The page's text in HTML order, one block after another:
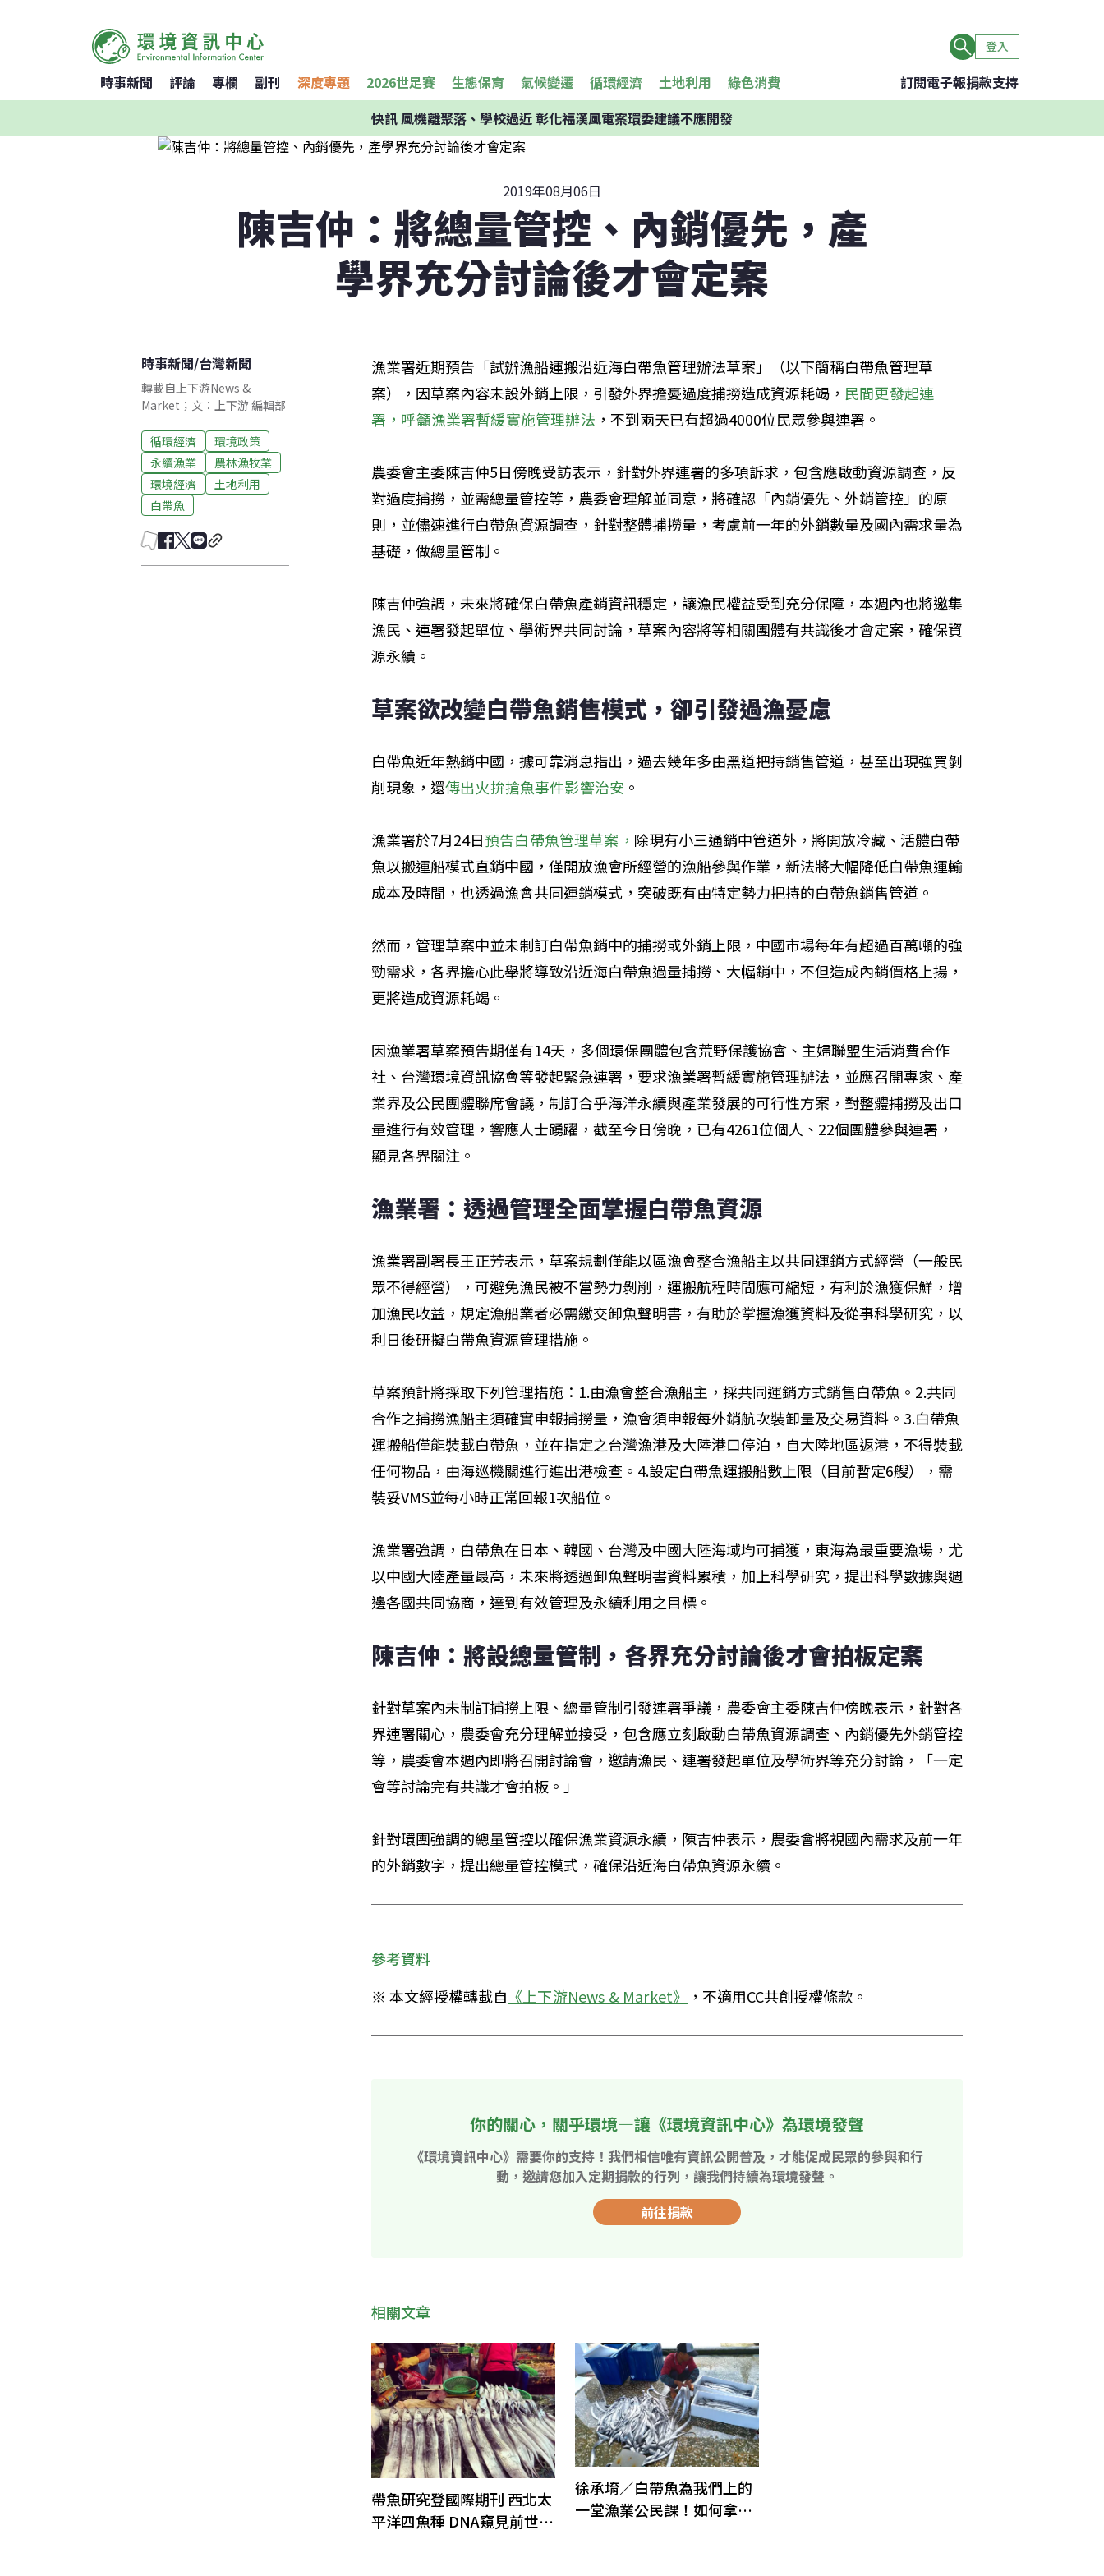
登入
時事新聞 評論 專欄 副刊 深度專題 2026世足賽 生態保育 氣候變遷 循環經濟 土地利用 綠色消費 訂閱電子報捐款支持
快訊風機離聚落、學校過近 彰化福漢風電案環委建議不應開發
2019年08月06日
陳吉仲：將總量管控、內銷優先，產
學界充分討論後才會定案
時事新聞/台灣新聞
轉載自上下游News &
Market；文：上下游 編輯部
循環經濟
環境政策
永續漁業
農林漁牧業
環境經濟
土地利用
白帶魚
漁業署近期預告「試辦漁船運搬沿近海白帶魚管理辦法草案」（以下簡稱白帶魚管理草
案），因草案內容未設外銷上限，引發外界擔憂過度捕撈造成資源耗竭， 民間更發起連
署，呼籲漁業署暫緩實施管理辦法 ，不到兩天已有超過4000位民眾參與連署。
農委會主委陳吉仲5日傍晚受訪表示，針對外界連署的多項訴求，包含應啟動資源調查，反
對過度捕撈，並需總量管控等，農委會理解並同意，將確認「內銷優先、外銷管控」的原
則，並儘速進行白帶魚資源調查，針對整體捕撈量，考慮前一年的外銷數量及國內需求量為
基礎，做總量管制。
陳吉仲強調，未來將確保白帶魚產銷資訊穩定，讓漁民權益受到充分保障，本週內也將邀集
漁民、連署發起單位、學術界共同討論，草案內容將等相關團體有共識後才會定案，確保資
源永續。
草案欲改變白帶魚銷售模式，卻引發過漁憂慮
白帶魚近年熱銷中國，據可靠消息指出，過去幾年多由黑道把持銷售管道，甚至出現強買剝
削現象，還傳出火拚搶魚事件影響治安 。
漁業署於7月24日預告白帶魚管理草案， 除現有小三通銷中管道外，將開放冷藏、活體白帶
魚以搬運船模式直銷中國，僅開放漁會所經營的漁船參與作業，新法將大幅降低白帶魚運輸
成本及時間，也透過漁會共同運銷模式，突破既有由特定勢力把持的白帶魚銷售管道。
然而，管理草案中並未制訂白帶魚銷中的捕撈或外銷上限，中國市場每年有超過百萬噸的強
勁需求，各界擔心此舉將導致沿近海白帶魚過量捕撈、大幅銷中，不但造成內銷價格上揚，
更將造成資源耗竭。
因漁業署草案預告期僅有14天，多個環保團體包含荒野保護協會、主婦聯盟生活消費合作
社、台灣環境資訊協會等發起緊急連署，要求漁業署暫緩實施管理辦法，並應召開專家、產
業界及公民團體聯席會議，制訂合乎海洋永續與產業發展的可行性方案，對整體捕撈及出口
量進行有效管理，響應人士踴躍，截至今日傍晚，已有4261位個人、22個團體參與連署，
顯見各界關注。
漁業署：透過管理全面掌握白帶魚資源
漁業署副署長王正芳表示，草案規劃僅能以區漁會整合漁船主以共同運銷方式經營（一般民
眾不得經營），可避免漁民被不當勢力剝削，運搬航程時間應可縮短，有利於漁獲保鮮，增
加漁民收益，規定漁船業者必需繳交卸魚聲明書，有助於掌握漁獲資料及從事科學研究，以
利日後研擬白帶魚資源管理措施。
草案預計將採取下列管理措施：1.由漁會整合漁船主，採共同運銷方式銷售白帶魚。2.共同
合作之捕撈漁船主須確實申報捕撈量，漁會須申報每外銷航次裝卸量及交易資料。3.白帶魚
運搬船僅能裝載白帶魚，並在指定之台灣漁港及大陸港口停泊，自大陸地區返港，不得裝載
任何物品，由海巡機關進行進出港檢查。4.設定白帶魚運搬船數上限（目前暫定6艘），需
裝妥VMS並每小時正常回報1次船位。
漁業署強調，白帶魚在日本、韓國、台灣及中國大陸海域均可捕獲，東海為最重要漁場，尤
以中國大陸產量最高，未來將透過卸魚聲明書資料累積，加上科學研究，提出科學數據與週
邊各國共同協商，達到有效管理及永續利用之目標。
陳吉仲：將設總量管制，各界充分討論後才會拍板定案
針對草案內未制訂捕撈上限、總量管制引發連署爭議，農委會主委陳吉仲傍晚表示，針對各
界連署關心，農委會充分理解並接受，包含應立刻啟動白帶魚資源調查、內銷優先外銷管控
等，農委會本週內即將召開討論會，邀請漁民、連署發起單位及學術界等充分討論，「一定
會等討論完有共識才會拍板。」
針對環團強調的總量管控以確保漁業資源永續，陳吉仲表示，農委會將視國內需求及前一年
的外銷數字，提出總量管控模式，確保沿近海白帶魚資源永續。
參考資料
※ 本文經授權轉載自 《上下游News & Market》 ，不適用CC共創授權條款。
你的關心，關乎環境—讓《環境資訊中心》為環境發聲
《環境資訊中心》需要你的支持！我們相信唯有資訊公開普及，才能促成民眾的參與和行
動，邀請您加入定期捐款的行列，讓我們持續為環境發聲。
前往捐款
相關文章
帶魚研究登國際期刊 西北太
平洋四魚種 DNA窺見前世今
徐承堉／白帶魚為我們上的
一堂漁業公民課！如何拿回